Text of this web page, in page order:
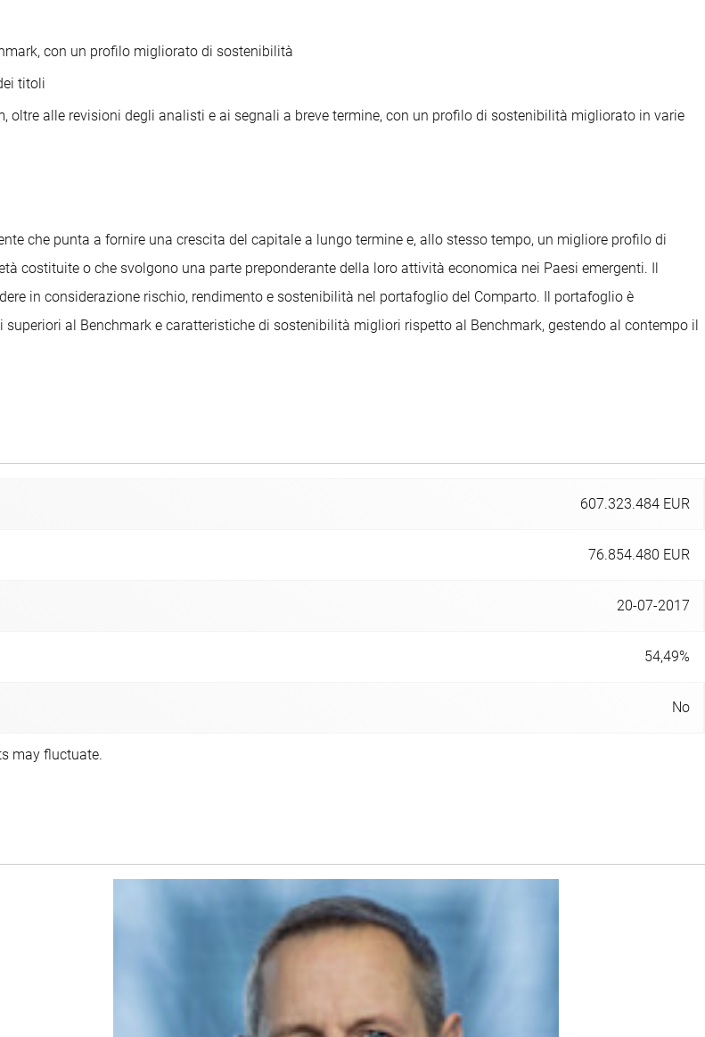
con un profilo migliorato di sostenibilità
titoli
alle revisioni degli analisti e ai segnali a breve termine, con un profilo di sostenibilità migliorato in varie
che punta a fornire una crescita del capitale a lungo termine e, allo stesso tempo, un migliore profilo di
costituite o che svolgono una parte preponderante della loro attività economica nei Paesi emergenti. Il
in considerazione rischio, rendimento e sostenibilità nel portafoglio del Comparto. Il portafoglio è
al Benchmark e caratteristiche di sostenibilità migliori rispetto al Benchmark, gestendo al contempo il
607.323.484 EUR
76.854.480 EUR
20-07-2017
54,49%
No
may fluctuate.